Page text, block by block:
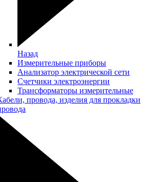
Назад
Измерительные приборы
Анализатор электрической сети
Счетчики электроэнергии
Трансформаторы измерительные
провода, изделия для прокладки